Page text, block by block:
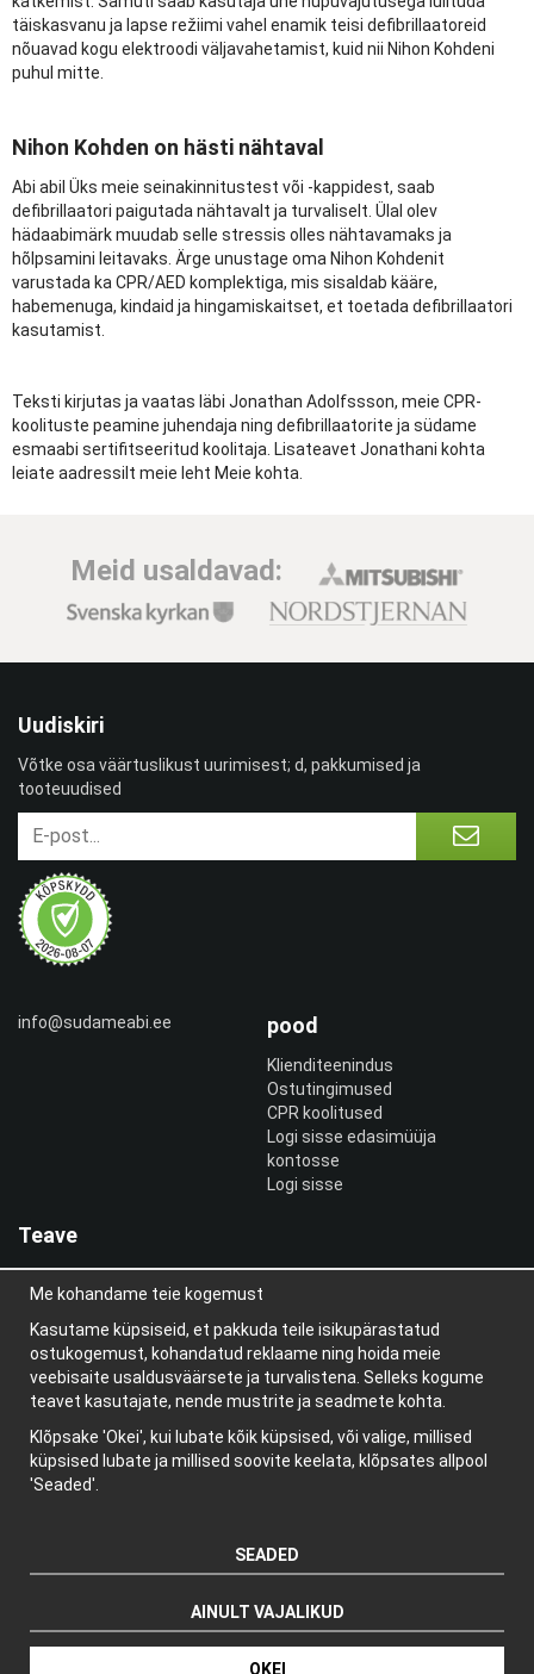
täiskasvanu ja lapse režiimi vahel enamik teisi defibrillaatoreid
nõuavad kogu elektroodi väljavahetamist, kuid nii Nihon Kohdeni
puhul mitte.
Nihon Kohden on hästi nähtaval
Abi abil Üks meie seinakinnitustest või -kappidest, saab
defibrillaatori paigutada nähtavalt ja turvaliselt. Ülal olev
hädaabimärk muudab selle stressis olles nähtavamaks ja
hõlpsamini leitavaks. Ärge unustage oma Nihon Kohdenit
varustada ka CPR/AED komplektiga, mis sisaldab kääre,
habemenuga, kindaid ja hingamiskaitset, et toetada defibrillaatori
kasutamist.
Teksti kirjutas ja vaatas läbi Jonathan Adolfssson, meie CPR-
koolituste peamine juhendaja ning defibrillaatorite ja südame
esmaabi sertifitseeritud koolitaja. Lisateavet Jonathani kohta
leiate aadressilt meie leht Meie kohta.
Meid usaldavad:
info@sudameabi.ee pood
Klienditeenindus
Ostutingimused
CPR koolitused
Logi sisse edasimüüja
kontosse
Logi sisse
Teave
Meist
uudiskiri
Teave küpsiste kohta
Blogi
Uudiskiri
Võtke osa väärtuslikust uurimisest; d, pakkumised ja
tooteuudised
Me kohandame teie kogemust
Kasutame küpsiseid, et pakkuda teile isikupärastatud
ostukogemust, kohandatud reklaame ning hoida meie
veebisaite usaldusväärsete ja turvalistena. Selleks kogume
teavet kasutajate, nende mustrite ja seadmete kohta.
Klõpsake 'Okei', kui lubate kõik küpsised, või valige, millised
küpsised lubate ja millised soovite keelata, klõpsates allpool
'Seaded'.
SEADED
AINULT VAJALIKUD
OKEI